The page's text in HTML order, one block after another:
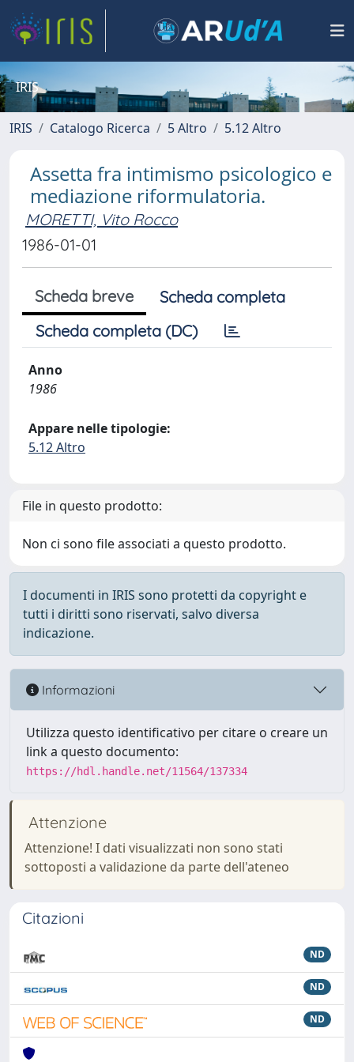
IRIS
IRIS Catalogo Ricerca 5 Altro 5.12 Altro
Assetta fra intimismo psicologico e
mediazione riformulatoria.
MORETTI, Vito Rocco
1986-01-01
Scheda breve
Scheda completa
Scheda completa (DC)
Anno
1986
Appare nelle tipologie:
5.12 Altro
File in questo prodotto:
Non ci sono file associati a questo prodotto.
I documenti in IRIS sono protetti da copyright e
tutti i diritti sono riservati, salvo diversa
indicazione.
Informazioni
Utilizza questo identificativo per citare o creare un
link a questo documento:
https://hdl.handle.net/11564/137334
Attenzione
Attenzione! I dati visualizzati non sono stati
sottoposti a validazione da parte dell'ateneo
Citazioni
ND
ND
ND